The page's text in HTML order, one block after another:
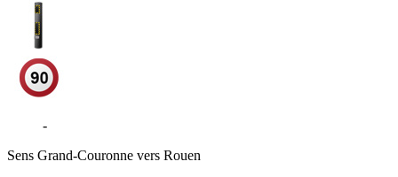
-
Sens Grand-Couronne vers Rouen